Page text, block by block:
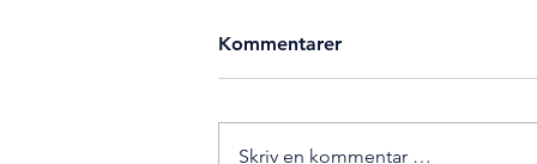
Kommentarer
Skriv en kommentar …